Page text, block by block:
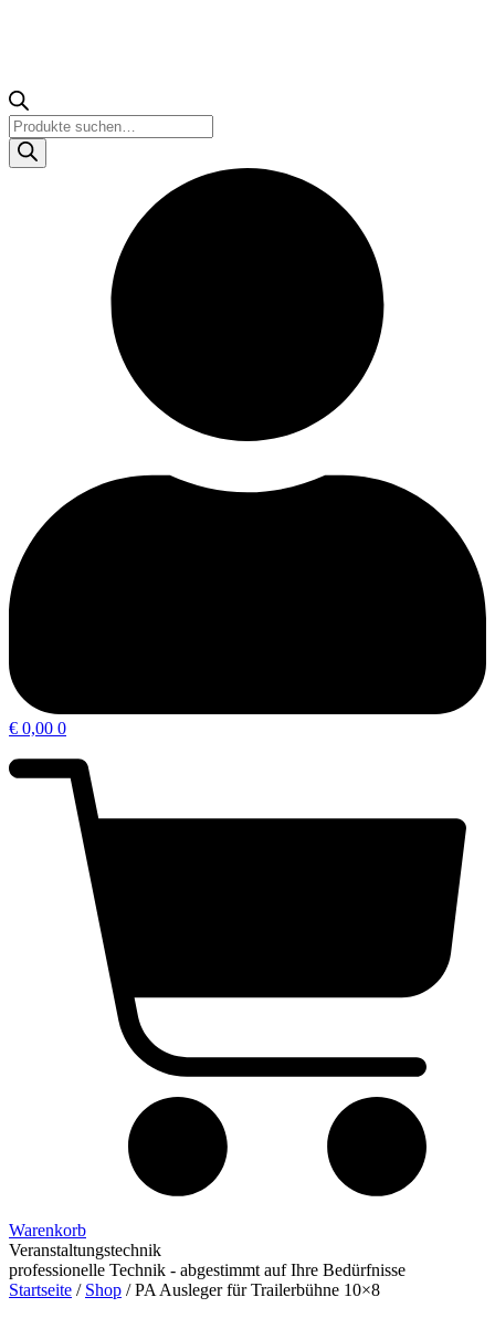
Products
search
€ 0,00 0
Warenkorb
Veranstaltungstechnik
professionelle Technik - abgestimmt auf Ihre Bedürfnisse
Startseite / Shop /PA Ausleger für Trailerbühne 10×8